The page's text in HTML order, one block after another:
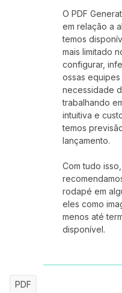
O PDF
em relação a
temos
mais limitado
configurar,
ossas
necessidade
trabalhando
intuitiva e
temos
lançamento.
Com tudo
rodapé em
eles como
menos até
disponível.
PDF